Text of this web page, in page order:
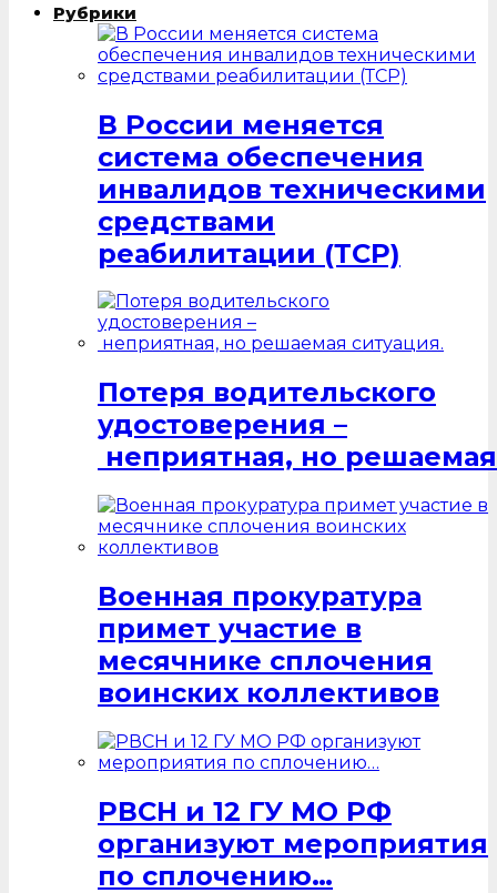
Рубрики
В России меняется
система обеспечения
инвалидов техническими
средствами
реабилитации (ТСР)
Потеря водительского
удостоверения –
неприятная, но
Военная прокуратура
примет участие в
месячнике сплочения
воинских коллективов
РВСН и 12 ГУ МО РФ
организуют мероприятия
по сплочению…